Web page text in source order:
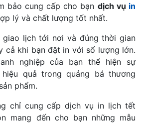
bảo cung cấp cho bạn dịch vụ in
lý và chất lượng tốt nhất.
giao lịch tới nơi và đúng thời gian
cả khi bạn đặt in với số lượng lớn.
nghiệp của bạn thể hiện sự
quả trong quảng bá thương
phẩm.
chỉ cung cấp dịch vụ in lịch tết
mang đến cho bạn những mẫu